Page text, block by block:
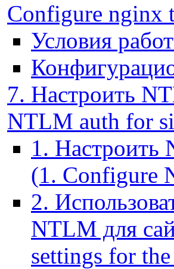
Configure nginx
Условия
7. Настроить
NTLM auth for
1. Настроить
(1. Configure
2.
NTLM для
settings for